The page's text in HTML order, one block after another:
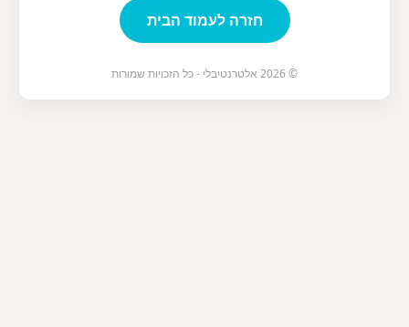
חזרה לעמוד הבית
© 2026 אלטרנטיבלי - כל הזכויות שמורות